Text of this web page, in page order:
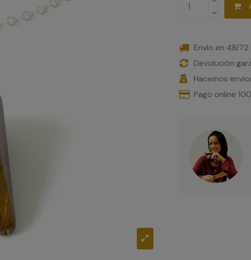
Envío en 48/
Devolución
Hacemos
Pago online